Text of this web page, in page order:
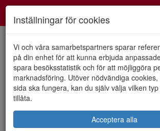
HEM RIEKER
Inställningar för cookies
Vi och våra samarbetspartners sparar
på din enhet för att kunna erbjuda
spara besöksstatistik och för att möjliggöra
marknadsföring. Utöver nödvändiga
sida ska fungera, kan du själv välja vilken
tillåta.
Acceptera alla